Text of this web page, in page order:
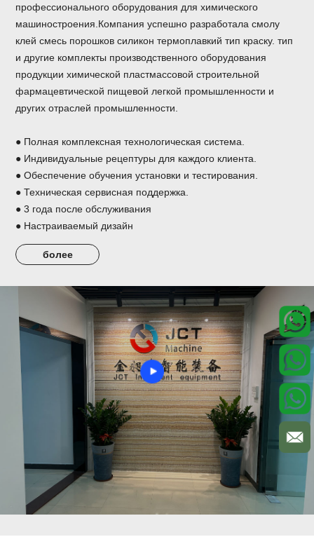
профессионального оборудования для химического
машиностроения.Компания успешно разработала смолу
клей смесь порошков силикон термоплавкий тип краску. тип
и другие комплекты производственного оборудования
продукции химической пластмассовой строительной
фармацевтической пищевой легкой промышленности и
других отраслей промышленности.
● Полная комплексная технологическая система.
● Индивидуальные рецептуры для каждого клиента.
● Обеспечение обучения установки и тестирования.
● Техническая сервисная поддержка.
● 3 года после обслуживания
● Настраиваемый дизайн
более